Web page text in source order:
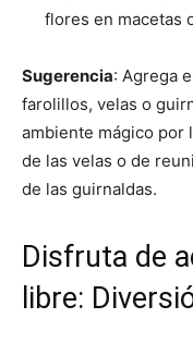
flores en macetas
Sugerencia: Agrega
farolillos, velas o
ambiente mágico por
de las velas o de
de las guirnaldas.
Disfruta de
libre: